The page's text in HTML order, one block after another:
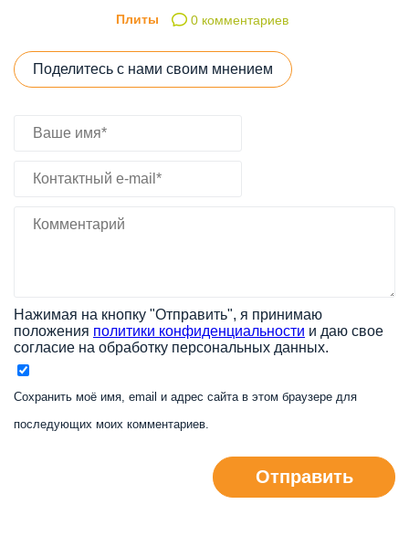
Плиты 0 комментариев
Поделитесь с нами своим мнением
Нажимая на кнопку "Отправить", я принимаю
положения политики конфиденциальности и даю свое
согласие на обработку персональных данных.
Сохранить моё имя, email и адрес сайта в этом браузере для
последующих моих комментариев.
Отправить